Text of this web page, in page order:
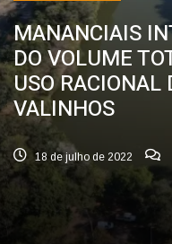
MANANCIAIS
DO VOLUME
USO RACIONAL
VALINHOS
18 de julho de 2022